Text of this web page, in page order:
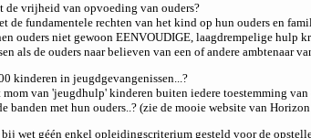
de vrijheid van opvoeding van ouders?
de fundamentele rechten van het kind op hun ouders en
ouders niet gewoon EENVOUDIGE, laagdrempelige
als de ouders naar believen van een of andere ambtenaar
kinderen in jeugdgevangenissen...?
mom van 'jeugdhulp' kinderen buiten iedere toestemming
banden met hun ouders..? (zie de mooie website van
bij wet géén enkel opleidingscriterium gesteld voor de